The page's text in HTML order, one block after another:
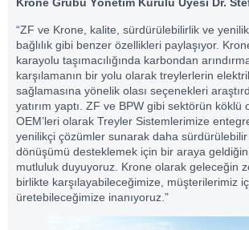
Krone Grubu Yönetim Kurulu Üyesi Dr.
“ZF ve Krone, kalite, sürdürülebilirlik ve
bağlılık gibi benzer özellikleri paylaşıyor.
karayolu taşımacılığında karbondan
karşılamanın bir yolu olarak treylerlerin
sağlamasına yönelik olası seçenekleri
yatırım yaptı. ZF ve BPW gibi sektörün köklü
OEM’leri olarak Treyler Sistemlerimize
yenilikçi çözümler sunarak daha
dönüşümü desteklemek için bir araya
mutluluk duyuyoruz. Krone olarak geleceğin
birlikte karşılayabileceğimize, müşterilerimiz
üretebileceğimize inanıyoruz.”